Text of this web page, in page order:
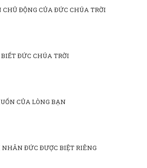
CHỦ ĐỘNG CỦA ĐỨC CHÚA TRỜI
ĐỨC CHÚA TRỜI
CỦA LÒNG BẠN
NHÂN ĐỨC ĐƯỢC BIỆT RIÊNG